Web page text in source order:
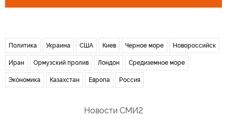
Политика Украина США Киев Черное море Новороссийск
Иран Ормузский пролив Лондон Средиземное море
Экономика Казахстан Европа Россия
Новости СМИ2